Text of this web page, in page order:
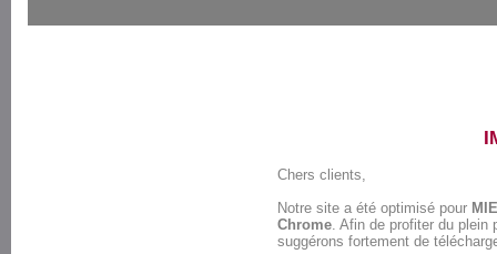
Chers clients,
Notre site a été optimisé pour
Chrome. Afin de profiter du plein
suggérons fortement de